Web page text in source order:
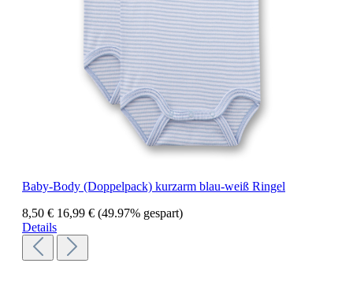
Baby-Body (Doppelpack) kurzarm blau-weiß Ringel
8,50 € 16,99 € (49.97% gespart)
Details